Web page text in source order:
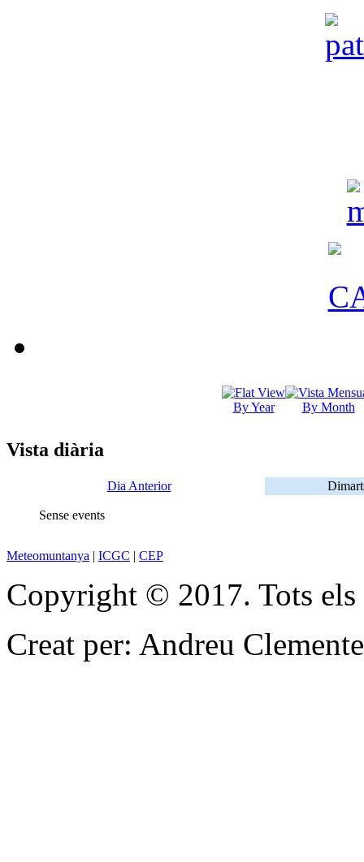
By Year By Month
Vista diària
Dia Anterior
Sense events
Meteomuntanya | ICGC | CEP
Copyright © 2017. Tots els
Creat per: Andreu Clemente